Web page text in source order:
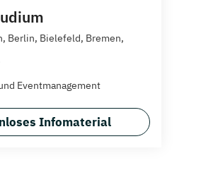
Berlin, Bielefeld, Bremen,
Eventmanagement
Infomaterial